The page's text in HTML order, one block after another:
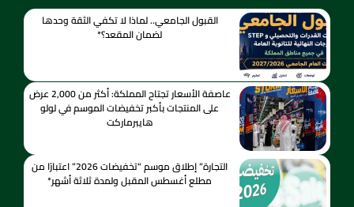
القبول الجامعي.. لماذا لا تكفي الثقة وحدها
لضمان المقعد؟*
عاصفة الأسعار تجتاح المملكة: أكثر من 2,000 عرض
على المنتجات بأكبر تخفيضات الموسم في لولو
هايبرماركت
التجارة” إطلاق موسم “تخفيضات 2026” اعتبارًا من
مطلع أغسطس المقبل ولمدة ثلاثة أشهر*